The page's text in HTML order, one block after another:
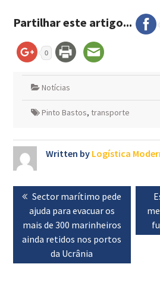
Partilhar este artigo...
0
Notícias
Pinto Bastos, transporte
Written by Logística
Navegação
de
artigos
Previous
post:
Sector marítimo pede
ajuda para evacuar os
mais de 300 marinheiros
ainda retidos nos portos
da Ucrânia